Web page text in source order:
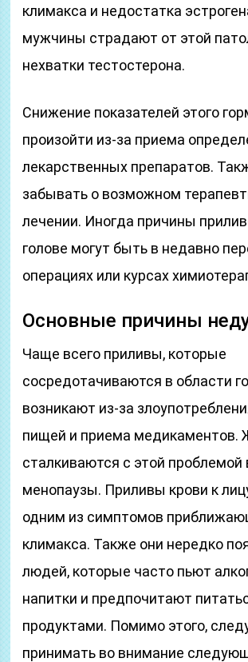
климакса и недостатка
мужчины страдают от этой
нехватки тестостерона.
Снижение показателей этого
произойти из-за приема
лекарственных препаратов.
забывать о возможном
лечении. Иногда причины
голове могут быть в недавно
операциях или курсах
Основные причины
Чаще всего приливы, которые
сосредотачиваются в области
возникают из-за
пищей и приема
сталкиваются с этой проблемой
менопаузы. Приливы крови к
одним из симптомов
климакса. Также они нередко
людей, которые часто пьют
напитки и предпочитают
продуктами. Помимо этого,
принимать во внимание